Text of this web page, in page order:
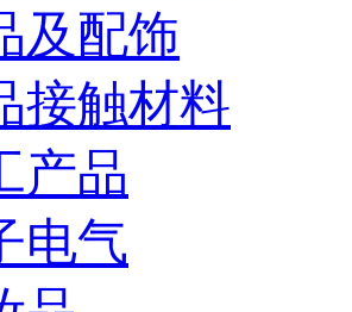
及配饰
接触材料
产品
电气